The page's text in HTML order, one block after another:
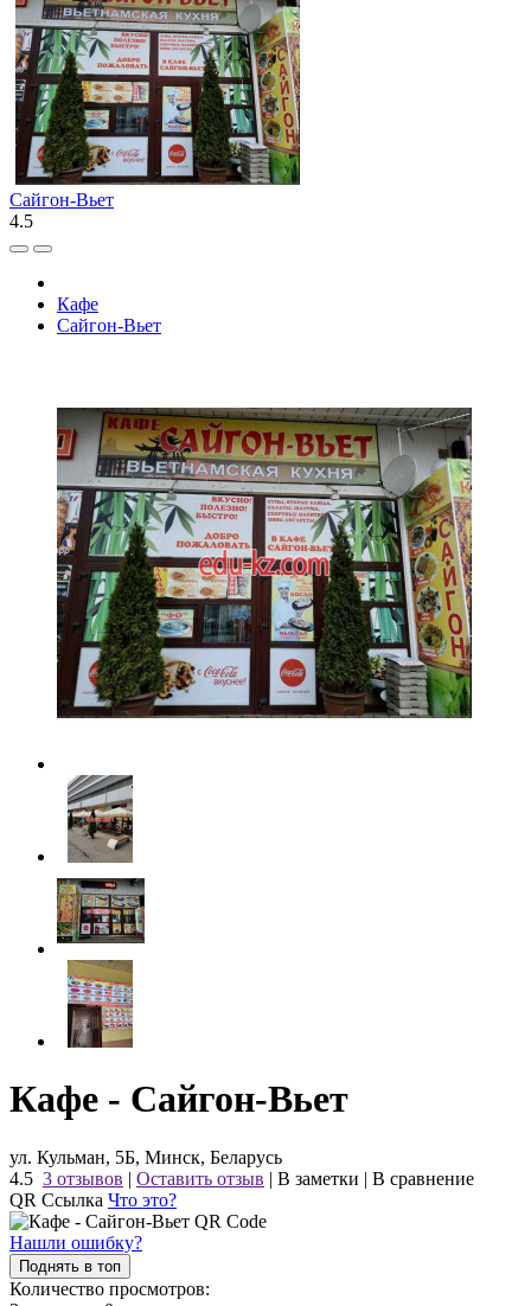
Сайгон-Вьет
4.5
Кафе
Сайгон-Вьет
Кафе - Сайгон-Вьет
ул. Кульман, 5Б, Минск, Беларусь
4.5 3 отзывов | Оставить отзыв | В заметки | В сравнение
QR Ссылка Что это?
Нашли ошибку?
Поднять в топ
Количество просмотров: